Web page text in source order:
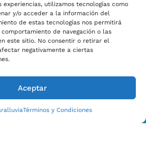
experiencias, utilizamos tecnologías como
y/o acceder a la información del
de estas tecnologías nos permitirá
de navegación o las
este sitio. No consentir o retirar el
negativamente a ciertas
Aceptar
Términos y Condiciones